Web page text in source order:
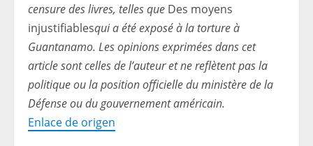
censure des livres, telles que Des moyens
injustifiablesqui a été exposé à la torture à
Guantanamo. Les opinions exprimées dans cet
article sont celles de l’auteur et ne reflètent pas la
politique ou la position officielle du ministère de la
Défense ou du gouvernement américain.
Enlace de origen